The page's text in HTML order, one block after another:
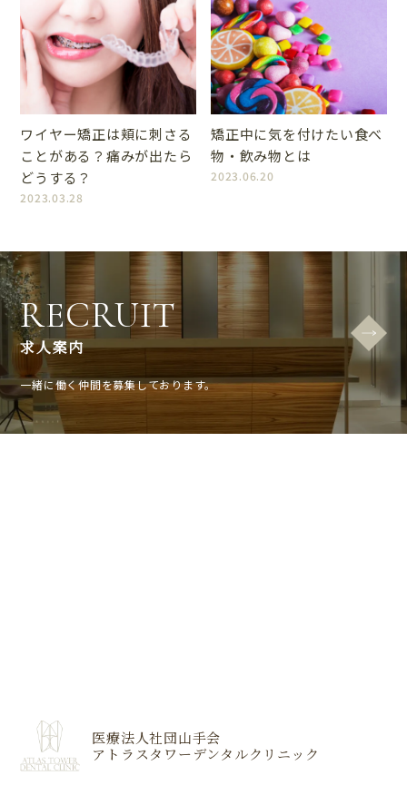
ワイヤー矯正は頬に刺さる
ことがある？痛みが出たら
どうする？
2023.03.28
矯正中に気を付けたい食べ
物・飲み物とは
2023.06.20
RECRUIT
求人案内
一緒に働く仲間を募集しております。
医療法人社団山手会
アトラスタワーデンタルクリニック